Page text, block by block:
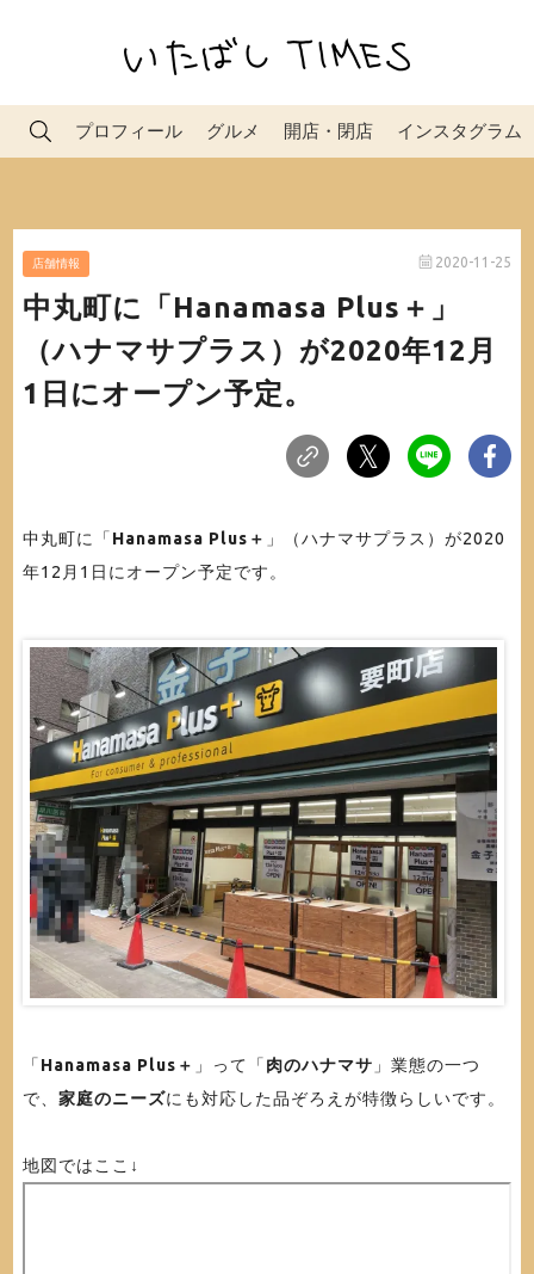
プロフィール グルメ 開店・閉店 インスタグラム
店舗情報 2020-11-25
中丸町に「Hanamasa Plus＋」
（ハナマサプラス）が2020年12月
1日にオープン予定。
中丸町に「 Hanamasa Plus＋ 」（ハナマサプラス）が2020
年12月1日にオープン予定です。
「 Hanamasa Plus＋ 」って「 肉のハナマサ 」業態の一つ
で、 家庭のニーズにも対応した品ぞろえが特徴らしいです。
地図ではここ↓